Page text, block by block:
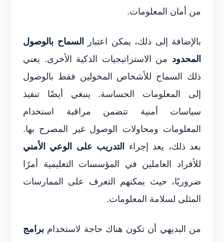
من أمان المعلومات.
بالإضافة إلى ذلك، يمكن اعتبار
السماح بالوصول
المحدود من الاستراتيجيات الذكية الأخرى. يعني
ذلك السماح للأشخاص المخولين فقط بالوصول
إلى المعلومات الحساسة. ينبغي أيضًا تنفيذ
سياسات أمنية تتضمن مراقبة استخدام
المعلومات ومحاولات الوصول غير المصرح بها.
بعد ذلك، يعد إجراء
التدريب على الوعي الأمني
للأفراد العاملين في المؤسسات التعليمية أمرًا
ضروريًا، حيث يمكنهم التعرف على الممارسات
المثلى لسلامة المعلومات.
من البديهي أن تكون هناك حاجة لاستخدام برامج